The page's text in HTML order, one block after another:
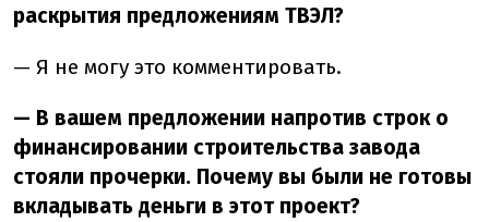
раскрытия предложениям ТВЭЛ?
— Я не могу это комментировать.
— В вашем предложении напротив строк о
финансировании строительства завода
стояли прочерки. Почему вы были не готовы
вкладывать деньги в этот проект?